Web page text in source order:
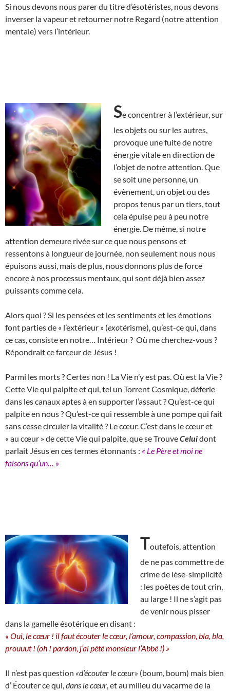
Si nous devons nous parer du titre d’ésotéristes, nous devons
inverser la vapeur et retourner notre Regard (notre attention
mentale) vers l’intérieur.
Se concentrer à l’extérieur, sur
les objets ou sur les autres,
provoque une fuite de notre
énergie vitale en direction de
l’objet de notre attention. Que
se soit une personne, un
évènement, un objet ou des
propos tenus par un tiers, tout
cela épuise peu à peu notre
énergie. De même, si notre
attention demeure rivée sur ce que nous pensons et
ressentons à longueur de journée, non seulement nous nous
épuisons aussi, mais de plus, nous donnons plus de force
encore à nos processus mentaux, qui sont déjà bien assez
puissants comme cela.
Alors quoi ? Si les pensées et les sentiments et les émotions
font parties de « l’extérieur » (exotérisme), qu’est-ce qui, dans
ce cas, consiste en notre… Intérieur ? Où me cherchez-vous ?
Répondrait ce farceur de Jésus !
Parmi les morts ? Certes non ! La Vie n’y est pas. Où est la Vie ?
Cette Vie qui palpite et qui, tel un Torrent Cosmique, déferle
dans les canaux aptes à en supporter l’assaut ? Qu’est-ce qui
palpite en nous ? Qu’est-ce qui ressemble à une pompe qui fait
sans cesse circuler la vitalité ? Le cœur. C’est dans le cœur et
« au cœur » de cette Vie qui palpite, que se TrouveCeluidont
parlait Jésus en ces termes étonnants : « Le Père et moi ne
faisons qu’un… »
Toutefois, attention
de ne pas commettre de
crime de lèse-simplicité
: les poètes de tout crin,
au large ! Il ne s’agit pas
de venir nous pisser
dans la gamelle ésotérique en disant :
« Oui, le cœur ! il faut écouter le cœur, l’amour, compassion, bla, bla,
prouuut ! (oh ! pardon, j’ai pété monsieur l’Abbé !) »
Il n’est pas question «d’écouter le cœur» (boum, boum) mais bien
d’ Écouter ce qui, dans le cœur , et au milieu du vacarme de la